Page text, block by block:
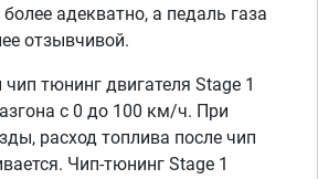
адекватно, а педаль газа
отзывчивой.
тюнинг двигателя Stage 1
с 0 до 100 км/ч. При
расход топлива после чип
Чип-тюнинг Stage 1